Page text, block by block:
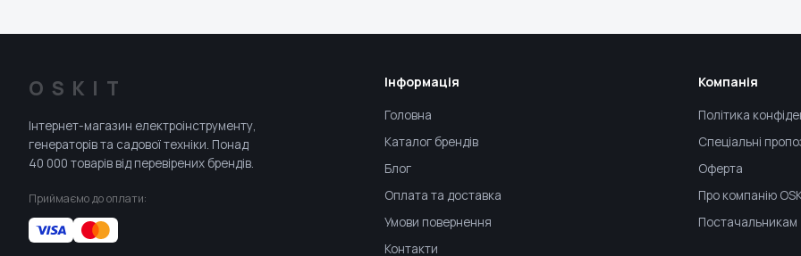
OSKIT
Інтернет-магазин електроінструменту,
генераторів та садової техніки. Понад
40 000 товарів від перевірених брендів.
Приймаємо до оплати:
Інформація
Головна
Каталог брендів
Блог
Оплата та доставка
Умови повернення
Контакти
Компанія
Політика
Спеціальні
Оферта
Про компанію
Постачальникам